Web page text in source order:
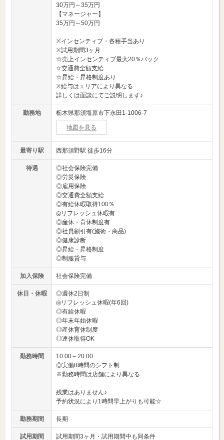
30万円～35万円
【マネージャー】
35万円～50万円
※インセンティブ・各種手当あり
※試用期間3ヶ月
☆売上インセンティブ最大20％バック
☆交通費全額支給
☆昇給・昇格制度あり
※給与はエリアにより異なる
詳しくは面談にてご説明します♪
勤務地 栃木県那須塩原市下永田1-1006-7
地図を見る
最寄り駅 西那須野駅 徒歩16分
待遇
◎社会保険完備
◎労災保険
◎雇用保険
◎交通費全額支給
◎有給休暇取得100％
◎リフレッシュ休暇有
◎産休・育休制度有
◎社員割引有(施術・商品)
◎健康診断
◎昇給・昇格制度
◎制服貸与
加入保険 社会保険完備
休日・休暇
◎週休2日制
◎リフレッシュ休暇(年6回)
◎有給休暇
◎年末年始休暇
◎産休育休制度
◎連休取得OK
勤務時間
10:00～20:00
◎実働8時間のシフト制
※勤務時間は店舗により異なる
残業はありません♪
予約状況により1時間早上がりも可能☆
勤務期間 長期
試用期間 試用期間3ヶ月・試用期間中も同条件